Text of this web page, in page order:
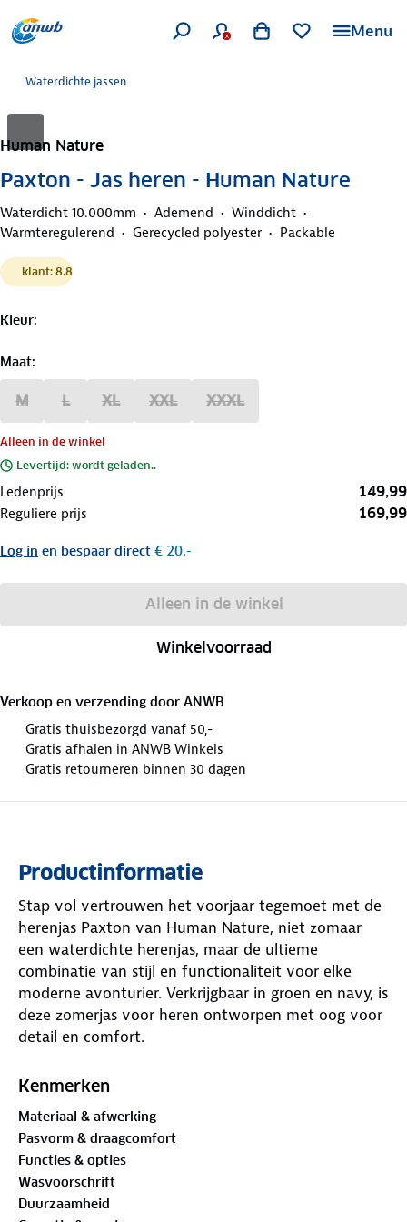
Menu
Waterdichte jassen
Human Nature
Paxton - Jas heren - Human Nature
Waterdicht 10.000mm Ademend
Winddicht
Warmteregulerend
Gerecycled polyester Packable
klant: 8.8
Kleur:
Maat:
M L XL XXL XXXL
Alleen in de winkel
Levertijd: wordt geladen..
Ledenprijs 149,99
Reguliere prijs 169,99
Log in en bespaar direct € 20,-
Alleen in de winkel
Winkelvoorraad
Verkoop en verzending door ANWB
Gratis thuisbezorgd vanaf 50,-
Gratis afhalen in ANWB Winkels
Gratis retourneren binnen 30 dagen
Productinformatie
Stap vol vertrouwen het voorjaar tegemoet met de
herenjas Paxton van Human Nature, niet zomaar
een waterdichte herenjas, maar de ultieme
combinatie van stijl en functionaliteit voor elke
moderne avonturier. Verkrijgbaar in groen en navy, is
deze zomerjas voor heren ontworpen met oog voor
detail en comfort.
De Paxton herenjas is jouw betrouwbare metgezel
de armen bieden ventilatie na een inspannende
activiteit, terwijl de verstelbare taille en zoom
zorgen voor een perfecte pasvorm. Opvouwbaar in
zijn eigen binnenzak, is de Paxton gemakkelijk mee
te nemen in je fietstas of rugzak. De jas is gemaakt
Kenmerken
Materiaal & afwerking
Pasvorm & draagcomfort
Functies & opties
Wasvoorschrift
Duurzaamheid